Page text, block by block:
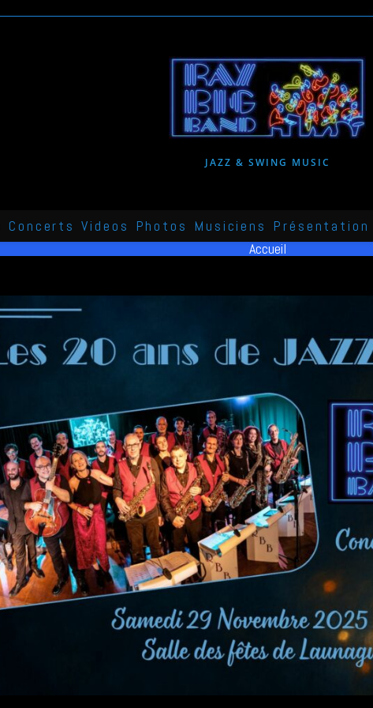
JAZZ & SWING MUSIC
Concerts Videos Photos Musiciens Présentation
Accueil